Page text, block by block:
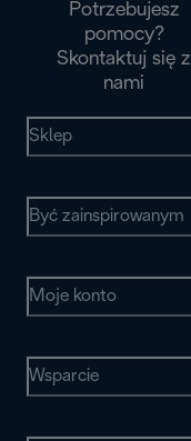
Potrzebujesz
pomocy?
Skontaktuj się z
nami
Sklep
Być zainspirowanym
Moje konto
Wsparcie